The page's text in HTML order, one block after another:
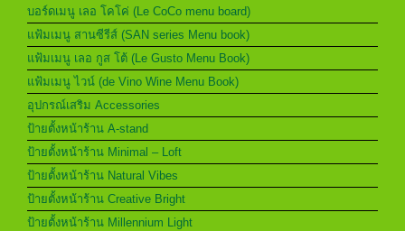
บอร์ดเมนู เลอ โคโค่ (Le CoCo menu board)
แฟ้มเมนู สานซีรีส์ (SAN series Menu book)
แฟ้มเมนู เลอ กูส โต้ (Le Gusto Menu Book)
แฟ้มเมนู ไวน์ (de Vino Wine Menu Book)
อุปกรณ์เสริม Accessories
ป้ายตั้งหน้าร้าน A-stand
ป้ายตั้งหน้าร้าน Minimal – Loft
ป้ายตั้งหน้าร้าน Natural Vibes
ป้ายตั้งหน้าร้าน Creative Bright
ป้ายตั้งหน้าร้าน Millennium Light